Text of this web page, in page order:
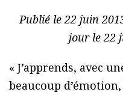
Publié le 22 juin
jour le 22
« J’apprends, avec
beaucoup